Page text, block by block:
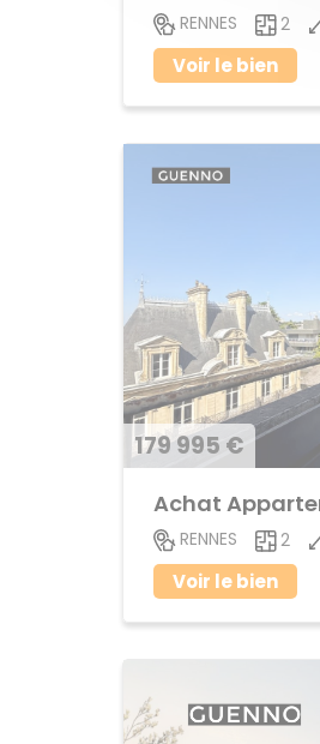
RENNES 2
Voir le bien
179 995 €
RENNES 2
Voir le bien